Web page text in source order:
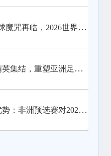
临，2026世界杯冠军梦碎十二码线”
，重塑亚洲足球战力天花板
预选赛对2026年北美世界杯的启示